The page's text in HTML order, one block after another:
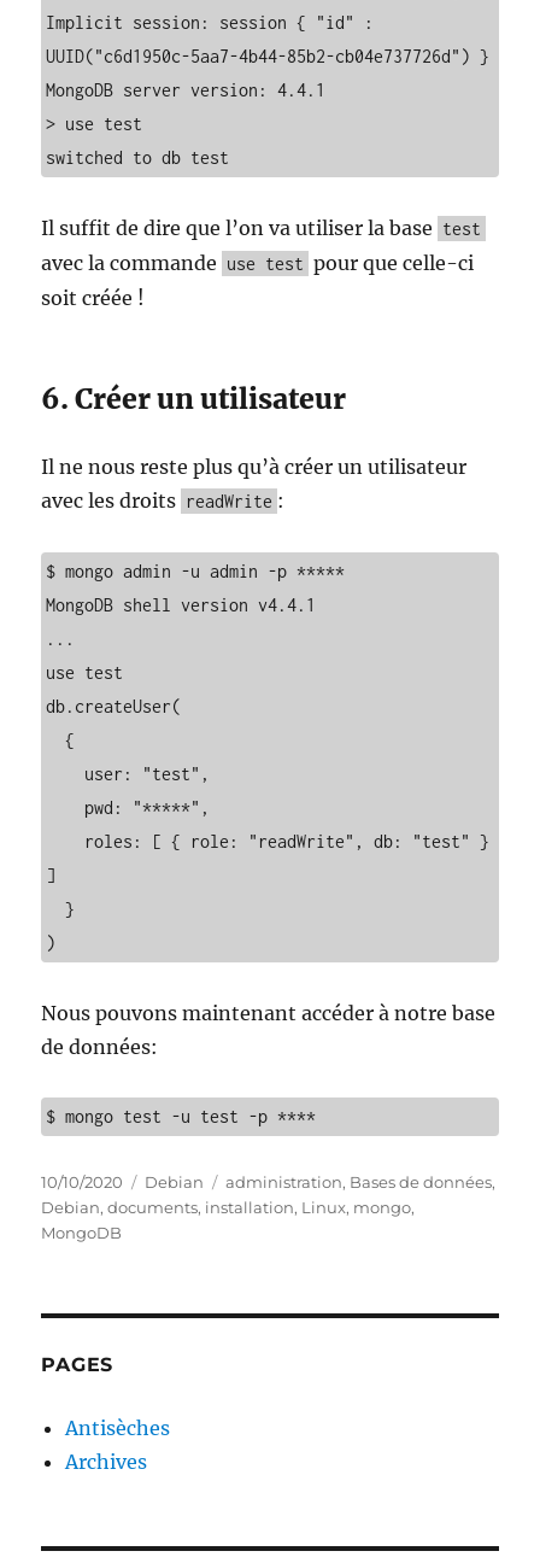
Implicit session: session { "id" :
UUID("c6d1950c-5aa7-4b44-85b2-cb04e737726d") }
MongoDB server version: 4.4.1
> use test
switched to db test
Il suffit de dire que l’on va utiliser la base test
avec la commande use test pour que celle-ci
soit créée !
6. Créer un utilisateur
Il ne nous reste plus qu’à créer un utilisateur
avec les droits readWrite :
$ mongo admin -u admin -p *****
MongoDB shell version v4.4.1
...
use test
db.createUser(
  {
]
  }
)
Nous pouvons maintenant accéder à notre base
de données:
$ mongo test -u test -p ****
Publié
le
10/10/2020 Catégories
Debian Étiquettes
administration, Bases de données,
Debian,documents, installation, Linux, mongo,
MongoDB
PAGES
Antisèches
Archives